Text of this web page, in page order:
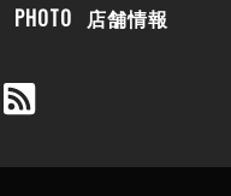
PHOTO 店舗情報